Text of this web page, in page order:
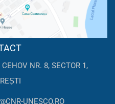
NR. 8, SECTOR 1,
UNESCO.RO